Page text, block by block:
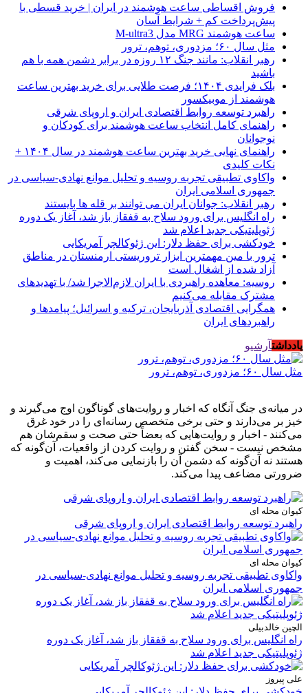
فروش اقساطی ساعت هوشمند در ایران | خرید قسطی با
پیش‌پرداخت کم + شرایط آسان
ساعت هوشمند MRG مدل M-ultra3
مثل سال ۶۰؛ مزدوری، توهم، ترور
رهبر انقلاب: مانند جنگ ۱۲ روزه در برابر دشمن همه با هم
باشید
بلک فرایدی ۱۴۰۴؛ فرصت طلایی برای خرید بهترین ساعت
هوشمند از موبیکسور
راهبرد توسعه روابط اقتصادی ایران و اروپای شرقی
راهنمای کامل انتخاب ساعت هوشمند برای کودکان و
نوجوانان
راهنمای نهایی خرید بهترین ساعت هوشمند در سال ۱۴۰۴ +
نکات کلیدی
واکاوی تطبیقی تجربه روسیه و تحلیل موانع نهادی-سیاسی در
جمهوری اسلامی ایران
رهبر انقلاب: جوانان ایران می توانند بر قله ها بایستند
راه انگلیس برای ورود سلاح به قفقاز باز شد، آغاز یک دوره
ژئوپلیتیکی جدید اعلام شد
خودکشی برای حفظ دلار: این ژئوکالچر آمریکایی
ترور با مین مهمترین ابزار تروریستی ارمنستان در مناطق
آزاد شده از اشغال است
روسیه: معاهده راهبردی با ایران لازم‌الاجرا شد/ با تهدیدهای
مشترک مقابله می‌کنیم
همگرایی اقتصادی آذربایجان، ترکیه و اسرائیل؛ پیامدها و
راهبردهای ایران
یادداشتآرشیو
مثل سال ۶۰؛ مزدوری، توهم، ترور
در میانه‌ی جنگ آنگاه که اخبار و روایت‌های گوناگون اوج می‌گیرند و
خیز بر می‌دارند و حتی برخی متخصص رسانه‌ای را در خود غرق
می‌کنند - اخبار و روایت‌هایی که بعضاً حتی صحت و سقم‌شان هم
مشخص نیست - سخن گفتن و روایت کردن از واقعیات، آن‌گونه که
هستند نه آن‌گونه که دشمن آن را بازنمایی می‌کند، اهمیت و
ضرورتی مضاعف پیدا می‌کند.
کیوان محله ای
راهبرد توسعه روابط اقتصادی ایران و اروپای شرقی
کیوان محله ای
واکاوی تطبیقی تجربه روسیه و تحلیل موانع نهادی-سیاسی در
جمهوری اسلامی ایران
الچین خالدبیلی
راه انگلیس برای ورود سلاح به قفقاز باز شد، آغاز یک دوره
ژئوپلیتیکی جدید اعلام شد
علی پیروز